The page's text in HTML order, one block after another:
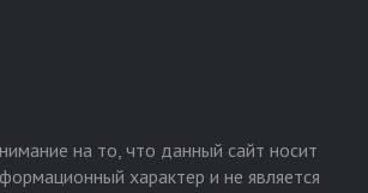
на то, что данный сайт носит
характер и не является